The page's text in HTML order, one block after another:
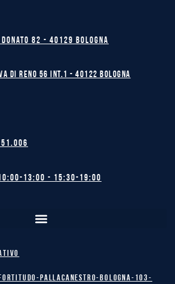
82 - 40129 BOLOGNA
di Reno 56 int.1 - 40122 BOLOGNA
13:00 - 15:30-19:00
Pallacanestro-Bologna-103-